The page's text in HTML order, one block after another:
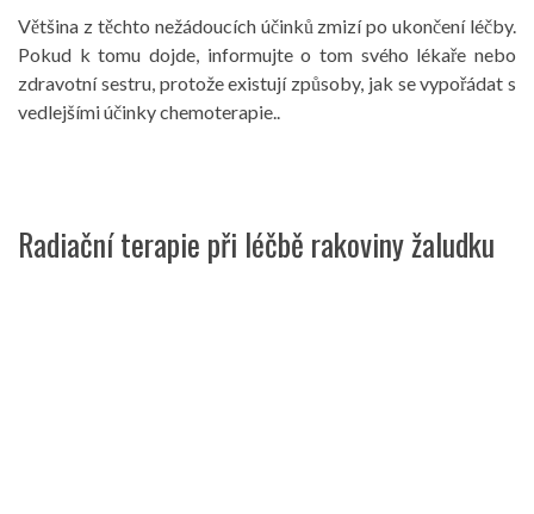
Většina z těchto nežádoucích účinků zmizí po ukončení léčby.
Pokud k tomu dojde, informujte o tom svého lékaře nebo
zdravotní sestru, protože existují způsoby, jak se vypořádat s
vedlejšími účinky chemoterapie..
Radiační terapie při léčbě rakoviny žaludku